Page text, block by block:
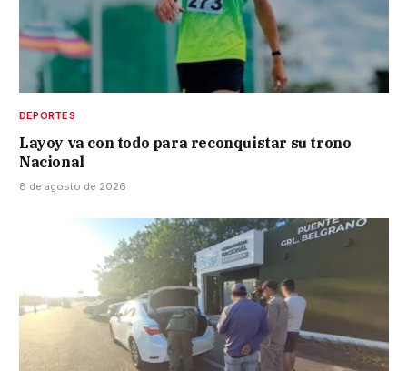
DEPORTES
Layoy va con todo para reconquistar su trono
Nacional
8 de agosto de 2026